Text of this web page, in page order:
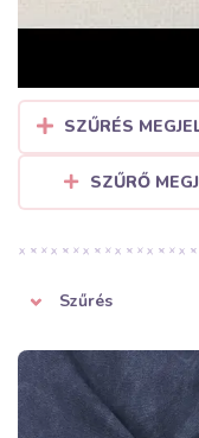
SZŰRÉS
SZŰRŐ
Szűrés